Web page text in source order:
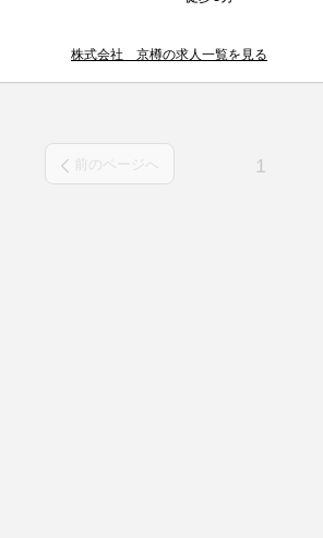
株式会社 京樽の求人一覧を見る
前のページへ 1